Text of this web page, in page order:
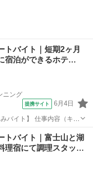
トバイト｜短期2ヶ月
宿泊ができるホテ…
ニング
提携サイト 6月4日
事内容（キッ
とワンちゃんへ提供する
トバイト｜富士山と湖
理宿にて調理スタッ…